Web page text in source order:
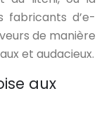
fabricants d’e-
de manière
et audacieux.
aux